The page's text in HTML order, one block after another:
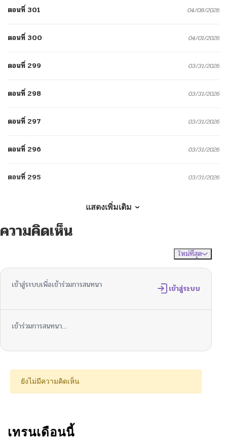
ตอนที่ 301 04/08/2026
ตอนที่ 300 04/01/2026
ตอนที่ 299 03/31/2026
ตอนที่ 298 03/31/2026
ตอนที่ 297 03/31/2026
ตอนที่ 296 03/31/2026
ตอนที่ 295 03/31/2026
ตอนที่ 293
03/31/2026
ตอนที่ 291 03/31/2026
03/31/2026
ตอนที่ 288 03/31/2026
ตอนที่ 286
แสดงเพิ่มเติม
ความคิดเห็น
ใหม่ที่สุด
เข้าสู่ระบบเพื่อเข้าร่วมการสนทนา เข้าสู่ระบบ
เข้าร่วมการสนทนา...
ยังไม่มีความคิดเห็น
เทรนเดือนนี้